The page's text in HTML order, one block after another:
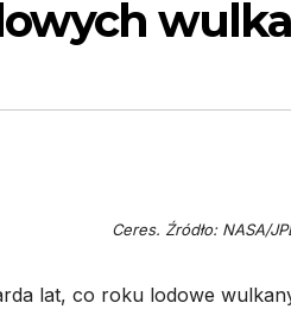
Ceres. Źródło: NASA/
lat, co roku lodowe